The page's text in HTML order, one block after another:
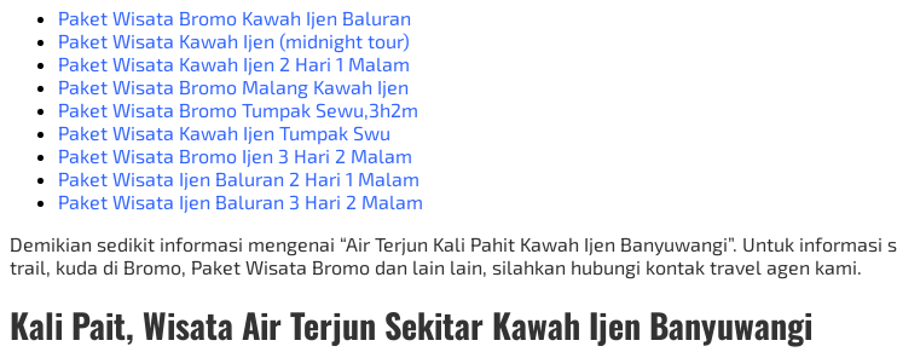
Paket Wisata Bromo Kawah Ijen Baluran
Paket Wisata Kawah Ijen (midnight tour)
Paket Wisata Kawah Ijen 2 Hari 1 Malam
Paket Wisata Bromo Malang Kawah Ijen
Paket Wisata Bromo Tumpak Sewu ,3h2m
Paket Wisata Kawah Ijen Tumpak Swu
Paket Wisata Bromo Ijen 3 Hari 2 Malam
Paket Wisata Ijen Baluran 2 Hari 1 Malam
Paket Wisata Ijen Baluran 3 Hari 2 Malam
Demikian sedikit informasi mengenai “Air Terjun Kali Pahit Kawah Ijen Banyuwangi”. Untuk
trail, kuda di Bromo, Paket Wisata Bromo dan lain lain, silahkan hubungi kontak travel agen kami.
Kali Pait,Wisata Air Terjun Sekitar Kawah Ijen Banyuwangi